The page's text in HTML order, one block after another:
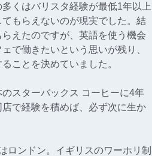
くはバリスタ経験が最低1年以上
もらえないのが現実でした。結
えたのですが、英語を使う機会
で働きたいという思いが残り、
ことを決めていました。
スターバックス コーヒーに4年
で経験を積めば、必ず次に生か
ロンドン。イギリスのワーホリ制